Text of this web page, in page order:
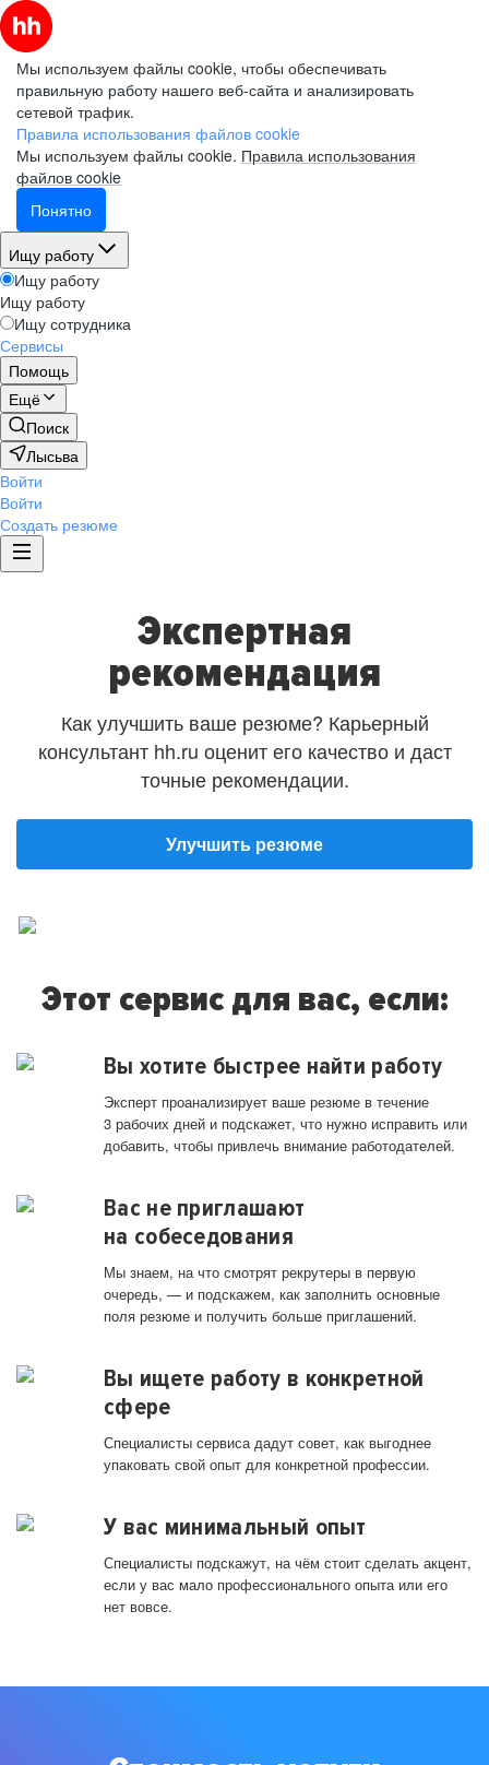
Мы используем файлы cookie, чтобы обеспечивать
правильную работу нашего веб-сайта и анализировать
сетевой трафик.
Правила использования файлов cookie
Мы используем файлы cookie. Правила использования
файлов cookie
Понятно
Ищу работу
Ищу работу
Ищу работу
Ищу сотрудника
Сервисы
Помощь
Ещё
Поиск
Лысьва
Войти
Войти
Создать резюме
Экспертная
рекомендация
Как улучшить ваше резюме? Карьерный
консультант hh.ru оценит его качество и даст
точные рекомендации.
Улучшить резюме
Этот сервис для вас, если:
Вы хотите быстрее найти работу
Эксперт проанализирует ваше резюме в течение
3 рабочих дней и подскажет, что нужно исправить или
добавить, чтобы привлечь внимание работодателей.
Вас не приглашают
на собеседования
Мы знаем, на что смотрят рекрутеры в первую
очередь, — и подскажем, как заполнить основные
поля резюме и получить больше приглашений.
Вы ищете работу в конкретной
сфере
Специалисты сервиса дадут совет, как выгоднее
упаковать свой опыт для конкретной профессии.
У вас минимальный опыт
Специалисты подскажут, на чём стоит сделать акцент,
если у вас мало профессионального опыта или его
нет вовсе.